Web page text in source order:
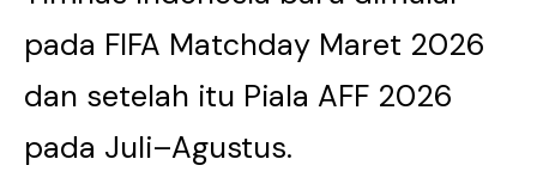
pada FIFA Matchday Maret 2026
dan setelah itu Piala AFF 2026
pada Juli–Agustus.